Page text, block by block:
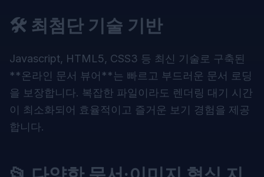
🛠️ 최첨단 기술 기반
Javascript, HTML5, CSS3 등 최신 기술로 구축된
**온라인 문서 뷰어 **는 빠르고 부드러운 문서 로딩
을 보장합니다. 복잡한 파일이라도 렌더링 대기 시간
이 최소화되어 효율적이고 즐거운 보기 경험을 제공
합니다.